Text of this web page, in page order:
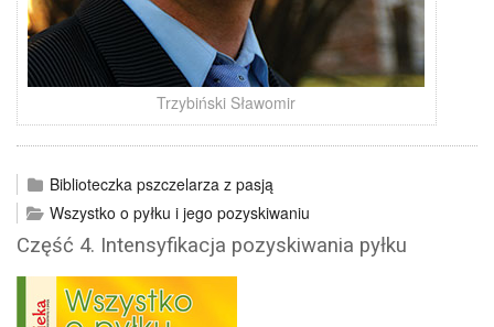
Trzybiński Sławomir
Biblioteczka pszczelarza z pasją
Wszystko o pyłku i jego pozyskiwaniu
Część 4. Intensyfikacja pozyskiwania pyłku